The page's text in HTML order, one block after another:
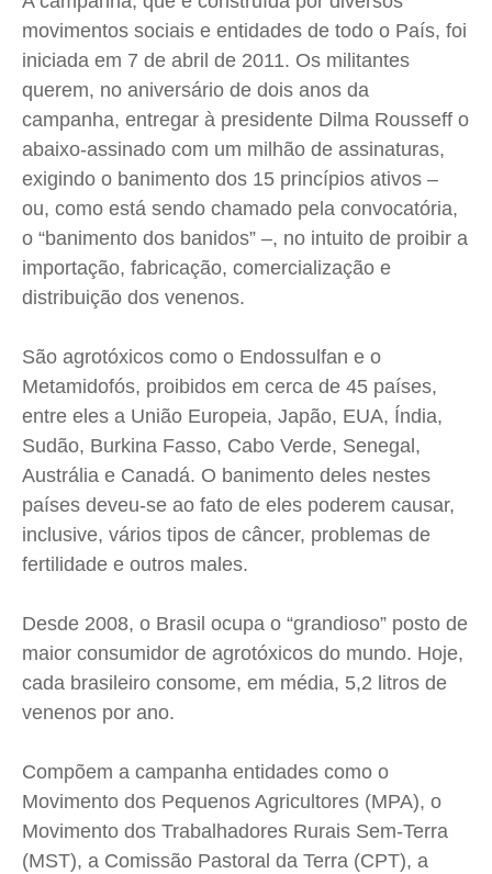
Expediente
Anuncie
Termos de Uso
Privacidade
Expediente
Anuncie
Termos de Uso
Privacidade
Expediente
Anuncie
Termos de Uso
Privacidade
Expediente
Anuncie
Termos de Uso
Privacidade
movimentos sociais e entidades de todo o País, foi
iniciada em 7 de abril de 2011. Os militantes
querem, no aniversário de dois anos da
campanha, entregar à presidente Dilma Rousseff o
abaixo-assinado com um milhão de assinaturas,
exigindo o banimento dos 15 princípios ativos –
ou, como está sendo chamado pela convocatória,
o “banimento dos banidos” –, no intuito de proibir a
importação, fabricação, comercialização e
distribuição dos venenos.
São agrotóxicos como o Endossulfan e o
Metamidofós, proibidos em cerca de 45 países,
entre eles a União Europeia, Japão, EUA, Índia,
Sudão, Burkina Fasso, Cabo Verde, Senegal,
Austrália e Canadá. O banimento deles nestes
países deveu-se ao fato de eles poderem causar,
inclusive, vários tipos de câncer, problemas de
fertilidade e outros males.
Desde 2008, o Brasil ocupa o “grandioso” posto de
maior consumidor de agrotóxicos do mundo. Hoje,
cada brasileiro consome, em média, 5,2 litros de
venenos por ano.
Compõem a campanha entidades como o
Movimento dos Pequenos Agricultores (MPA), o
Movimento dos Trabalhadores Rurais Sem-Terra
(MST), a Comissão Pastoral da Terra (CPT), a